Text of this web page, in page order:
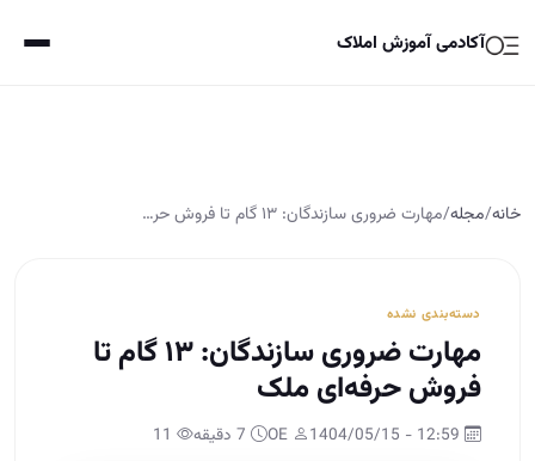
آکادمی آموزش املاک
خانه/مجله/مهارت ضروری سازندگان: ۱۳ گام تا فروش حر…
دسته‌بندی نشده
مهارت ضروری سازندگان: ۱۳ گام تا
فروش حرفه‌ای ملک